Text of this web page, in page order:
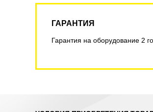
ГАРАНТИЯ
Гарантия на оборудование 2